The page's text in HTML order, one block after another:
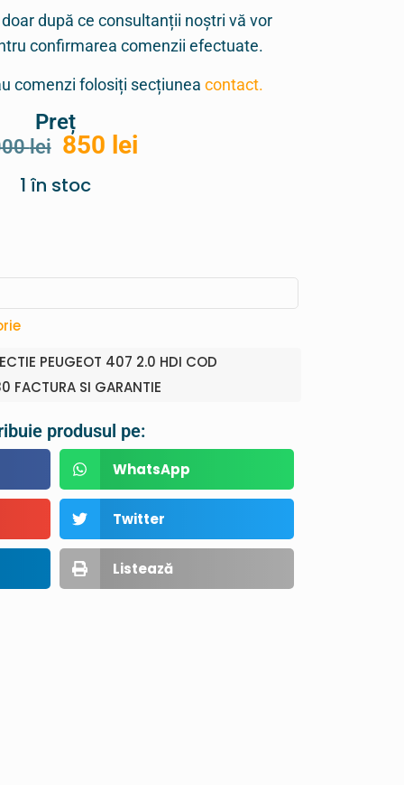
după ce consultanții noștri vă vor
confirmarea comenzii efectuate.
comenzi folosiți secțiunea contact.
Preț
lei 850 lei
1 în stoc
PEUGEOT 407 2.0 HDI COD
FACTURA SI GARANTIE
produsul pe:
WhatsApp
Twitter
Listează